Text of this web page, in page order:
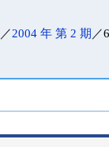
／2004 年 第 2 期 ／